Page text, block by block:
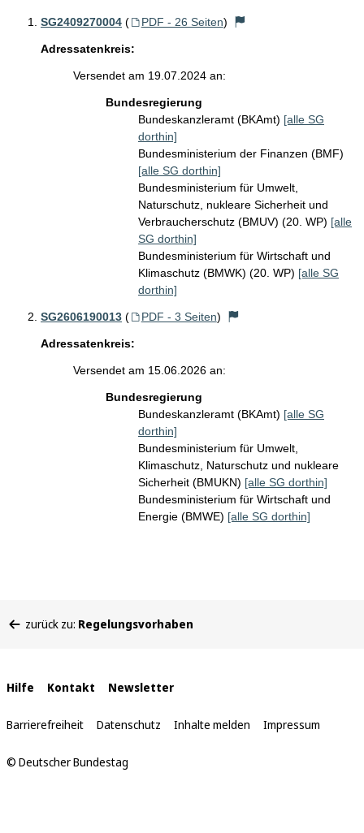
SG2409270004 ( PDF - 26 Seiten)
Adressatenkreis:
Versendet am 19.07.2024 an:
Bundesregierung
Bundeskanzleramt (BKAmt) [alle SG
dorthin]
Bundesministerium der Finanzen (BMF)
[alle SG dorthin]
Bundesministerium für Umwelt,
Naturschutz, nukleare Sicherheit und
Verbraucherschutz (BMUV) (20. WP) [alle
SG dorthin]
Bundesministerium für Wirtschaft und
Klimaschutz (BMWK) (20. WP) [alle SG
dorthin]
SG2606190013 ( PDF - 3 Seiten)
Adressatenkreis:
Versendet am 15.06.2026 an:
Bundesregierung
Bundeskanzleramt (BKAmt) [alle SG
dorthin]
Bundesministerium für Umwelt,
Klimaschutz, Naturschutz und nukleare
Sicherheit (BMUKN) [alle SG dorthin]
Bundesministerium für Wirtschaft und
Energie (BMWE) [alle SG dorthin]
befinden
zurück zu: Regelungsvorhaben
Interne
Links
Hilfe Kontakt Newsletter
Barrierefreiheit Datenschutz Inhalte melden Impressum
© Deutscher Bundestag